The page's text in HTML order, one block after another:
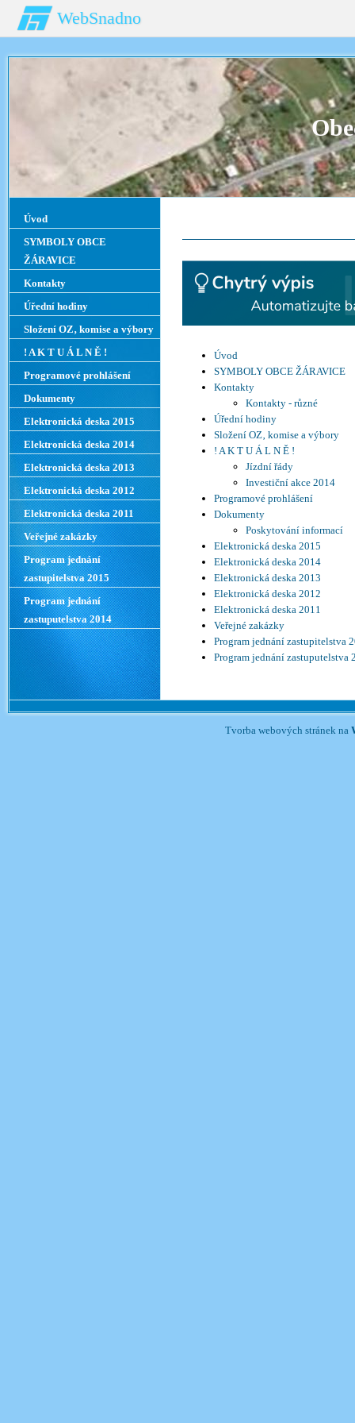
WebSnadno
Úvod
SYMBOLY OBCE ŽÁRAVICE
Kontakty
Kontakty - různé
Úřední hodiny
Složení OZ‚ komise a výbory
! A K T U Á L N Ě !
Jízdní řády
Investiční akce 2014
Programové prohlášení
Dokumenty
Poskytování informací
Elektronická deska 2015
Elektronická deska 2014
Elektronická deska 2013
Elektronická deska 2012
Elektronická deska 2011
Veřejné zakázky
Program jednání zastupitelstva
Program jednání zastuputelstva
Úvod
SYMBOLY OBCE
ŽÁRAVICE
Kontakty
Úřední hodiny
Složení OZ‚ komise a výbory
! A K T U Á L N Ě !
Programové prohlášení
Dokumenty
Elektronická deska 2015
Elektronická deska 2014
Elektronická deska 2013
Elektronická deska 2012
Elektronická deska 2011
Veřejné zakázky
Program jednání
zastupitelstva 2015
Program jednání
zastuputelstva 2014
Tvorba webových stránek na